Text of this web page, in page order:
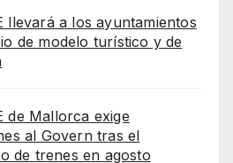
llevará a los ayuntamientos
de modelo turístico y de
de Mallorca exige
al Govern tras el
de trenes en agosto